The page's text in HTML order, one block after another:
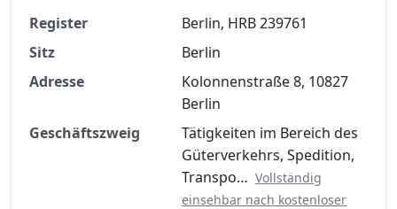
Finanzkennzahlen nach kostenloser
Registrierung verfügbar
Jetzt kostenlos registrieren
Register
Berlin, HRB 239761
Sitz
Berlin
Adresse
Kolonnenstraße 8, 10827
Berlin
Geschäftszweig
Tätigkeiten im Bereich des
Güterverkehrs, Spedition,
Transpo… Vollständig
einsehbar nach kostenloser